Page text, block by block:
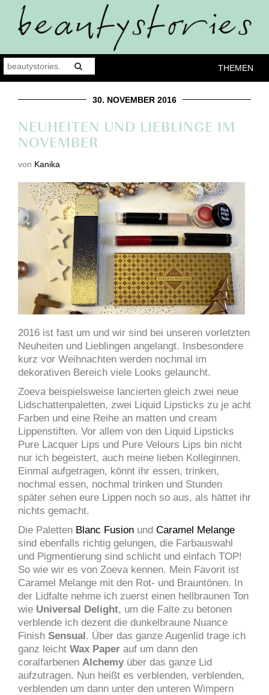
THEMEN
30. NOVEMBER 2016
NEUHEITEN UND LIEBLINGE IM
NOVEMBER
von Kanika
2016 ist fast um und wir sind bei unseren vorletzten
Neuheiten und Lieblingen angelangt. Insbesondere
kurz vor Weihnachten werden nochmal im
dekorativen Bereich viele Looks gelauncht.
Zoeva beispielsweise lancierten gleich zwei neue
Lidschattenpaletten, zwei Liquid Lipsticks zu je acht
Farben und eine Reihe an matten und cream
Lippenstiften. Vor allem von den Liquid Lipsticks
Pure Lacquer Lips und Pure Velours Lips bin nicht
nur ich begeistert, auch meine lieben Kolleginnen.
Einmal aufgetragen, könnt ihr essen, trinken,
nochmal essen, nochmal trinken und Stunden
später sehen eure Lippen noch so aus, als hättet ihr
nichts gemacht.
Die Paletten Blanc Fusion und Caramel Melange
sind ebenfalls richtig gelungen, die Farbauswahl
und Pigmentierung sind schlicht und einfach TOP!
So wie wir es von Zoeva kennen. Mein Favorit ist
Caramel Melange mit den Rot- und Brauntönen. In
der Lidfalte nehme ich zuerst einen hellbraunen Ton
wie Universal Delight, um die Falte zu betonen
verblende ich dezent die dunkelbraune Nuance
Finish Sensual. Über das ganze Augenlid trage ich
ganz leicht Wax Paper auf um dann den
coralfarbenen Alchemy über das ganze Lid
aufzutragen. Nun heißt es verblenden, verblenden,
verblenden um dann unter den unteren Wimpern